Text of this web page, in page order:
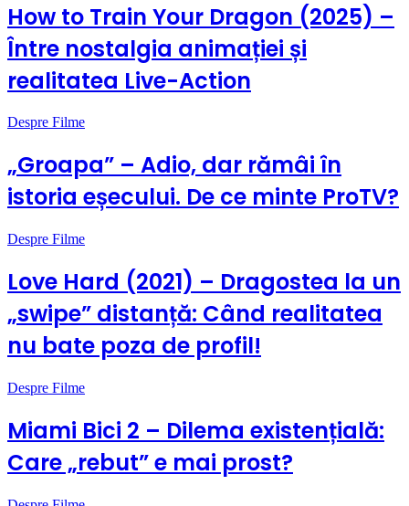
How to Train Your Dragon (2025) –
Între nostalgia animației și
realitatea Live-Action
Despre Filme
„Groapa” – Adio, dar rămâi în
istoria eșecului. De ce minte ProTV?
Despre Filme
Love Hard (2021) – Dragostea la un
„swipe” distanță: Când realitatea
nu bate poza de profil!
Despre Filme
Miami Bici 2 – Dilema existențială:
Care „rebut” e mai prost?